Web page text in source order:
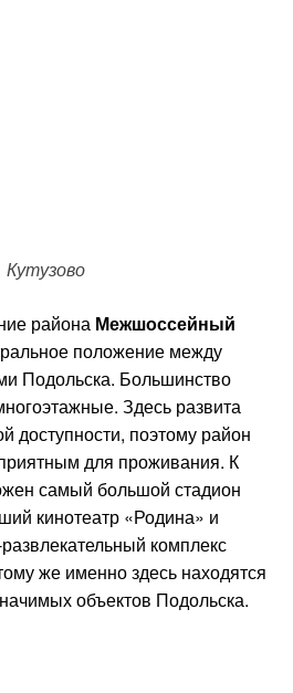
Кутузово
района Межшоссейный
положение между
Подольска. Большинство
Здесь развита
доступности, поэтому район
для проживания. К
самый большой стадион
кинотеатр «Родина» и
комплекс
же именно здесь находятся
объектов Подольска.